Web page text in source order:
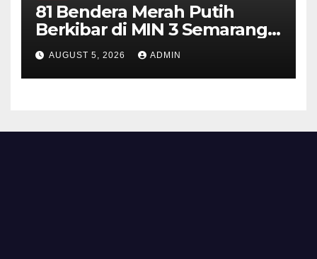
81 Bendera Merah Putih
Berkibar di MIN 3 Semarang,
Bhabinkamtibmas Desa
Timpik Hadiri Peringatan
HUT ke-81 Kemerdekaan RI
AUGUST 5, 2026 ADMIN